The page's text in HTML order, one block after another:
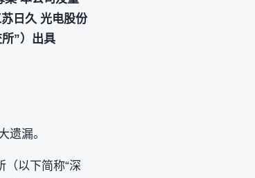
日久 光电股份
”）出具
遗漏。
（以下简称“深